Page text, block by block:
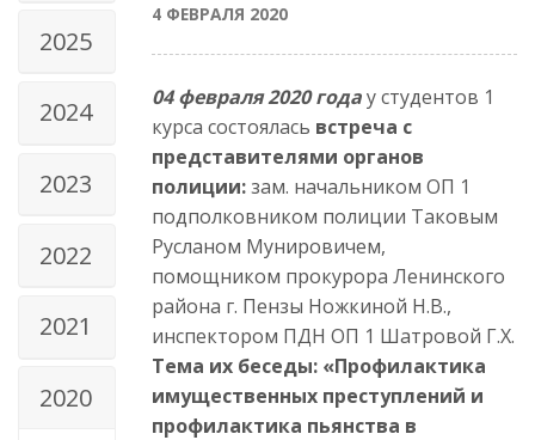
2025
2024
2023
2022
2021
2020
4 ФЕВРАЛЯ 2020
04 февраля 2020 годау студентов 1
курса состоялась встреча с
представителями органов
полиции:зам. начальником ОП 1
подполковником полиции Таковым
Русланом Мунировичем,
помощником прокурора Ленинского
района г. Пензы Ножкиной Н.В.,
инспектором ПДН ОП 1 Шатровой Г.Х.
Тема их беседы: «Профилактика
имущественных преступлений и
профилактика пьянства в